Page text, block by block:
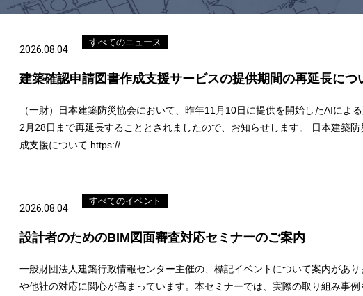
2026.08.04
すべてのニュース
建築確認申請図書作成支援サービスの提供期間の再延長につ
（一財）日本建築防災協会において、昨年11月10日に提供を開始したAIに
2月28日まで再延長することとされましたので、お知らせします。 日本建築
成支援について https://
2026.08.04
すべてのイベント
設計者のためのBIM図面審査対応セミナーのご案内
一般財団法人建築行政情報センター主催の、標記イベントについて案内があ
や他社の対応に関心が高まっています。本セミナーでは、実際の取り組み事